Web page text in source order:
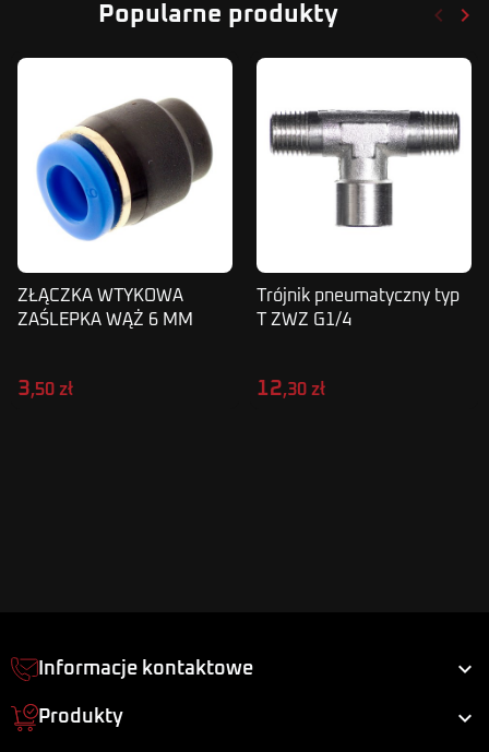
Popularne produkty keyboard_arrow_left keyboard_arrow_right
ZŁĄCZKA WTYKOWA
ZAŚLEPKA WĄŻ 6 MM
3,50 zł
Trójnik pneumatyczny typ
T ZWZ G1/4
12,30 zł
Informacje kontaktowe 
Produkty 